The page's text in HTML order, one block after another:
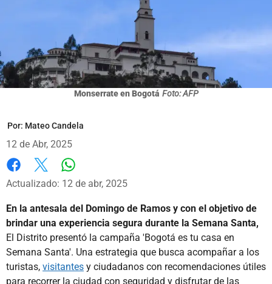
Monserrate en Bogotá Foto: AFP
Por: Mateo Candela
12 de Abr, 2025
Facebook
X
Actualizado: 12 de abr, 2025
En la antesala del Domingo de Ramos y con el objetivo de
brindar una experiencia segura durante la Semana Santa,
El Distrito presentó la campaña 'Bogotá es tu casa en
Semana Santa'. Una estrategia que busca acompañar a los
turistas, visitantes y ciudadanos con recomendaciones útiles
para recorrer la ciudad con seguridad y disfrutar de las